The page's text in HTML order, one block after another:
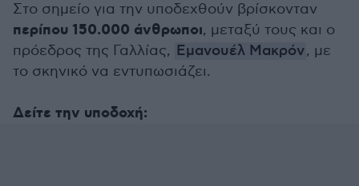
Στο σημείο για την υποδεχθούν βρίσκονταν
περίπου 150.000 άνθρωποι, μεταξύ τους και ο
πρόεδρος της Γαλλίας, Εμανουέλ Μακρόν, με
το σκηνικό να εντυπωσιάζει.
Δείτε την υποδοχή: